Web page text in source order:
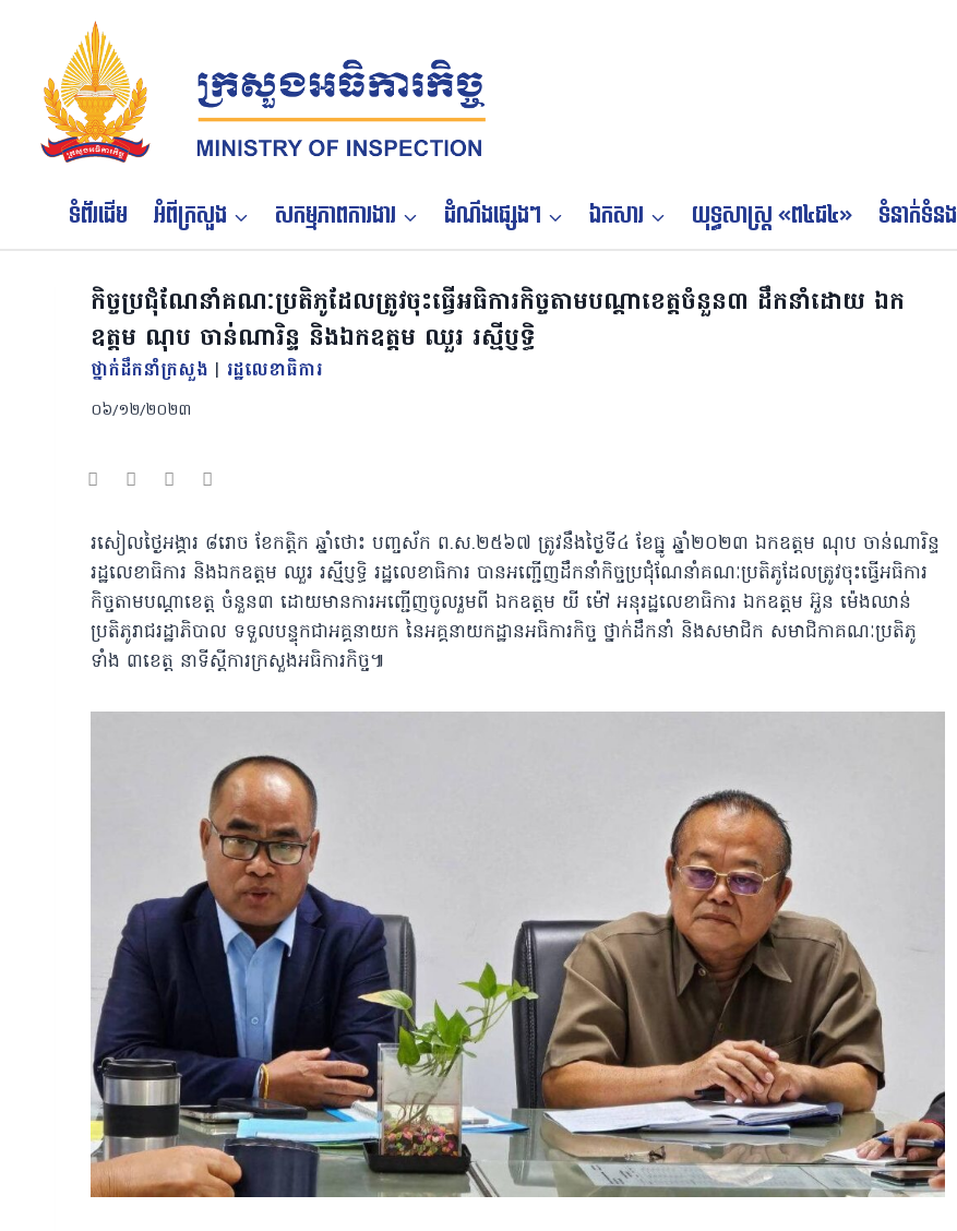
content
ទំព័រដើម អំពីក្រសួង សកម្មភាពការងារ ដំណឹងផ្សេងៗ ឯកសារ យុទ្ធសាស្ត្រ «ព៤ជ៤» ទំនាក់ទំនង
កិច្ចប្រជុំណែនាំគណៈប្រតិភូដែលត្រូវចុះធ្វេីអធិការកិច្ចតាមបណ្ដាខេត្ត​ចំនួន៣ ដឹកនាំដោយ ឯក
ឧត្តម ណុប ចាន់ណារិន្ទ​ និងឯកឧត្តម ឈួរ រស្មីប្ញទ្ធិ
ថ្នាក់ដឹកនាំក្រសួង | រដ្ឋលេខាធិការ
០៦/១២/២០២៣
រសៀលថ្ងៃអង្គារ​ ៨រោច ខែកត្តិក​ ឆ្នាំថោះ បញ្ចស័ក ព.ស.២៥៦៧ ត្រូវនឹងថ្ងៃទី៤​ ខែធ្នូ​ ឆ្នាំ២០២៣ ឯកឧត្តម ណុប ចាន់ណារិន្ទ​
រដ្ឋលេខាធិការ និងឯកឧត្តម ឈួរ រស្មីប្ញទ្ធិ រដ្ឋលេខាធិការ បានអញ្ជើញដឹកនាំកិច្ចប្រជុំណែនាំគណៈប្រតិភូដែលត្រូវចុះធ្វេីអធិការ
កិច្ចតាមបណ្ដាខេត្ត​ ចំនួន៣ ដោយមានការអញ្ជើញចូលរួមពី ឯកឧត្តម យី ម៉ៅ អនុរដ្ឋលេខាធិការ​ ឯកឧត្តម អ៊ួន​ ម៉េងឈាន់​
ប្រតិភូរាជរដ្ឋាភិបាល ទទួលបន្ទុកជាអគ្គនាយក នៃអគ្គនាយកដ្ឋានអធិការកិច្ច ថ្នាក់ដឹកនាំ និងសមាជិក សមាជិកាគណៈប្រតិភូ
ទាំង ៣ខេត្ត នាទីស្តីការក្រសួងអធិការកិច្ច៕